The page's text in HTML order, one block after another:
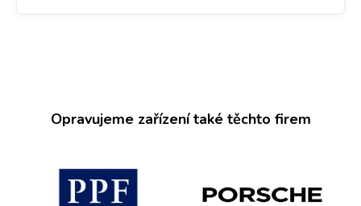
Opravujeme zařízení také těchto firem